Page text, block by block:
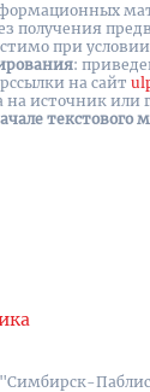
получения
при условии
:
на cайт
на источник или
текстового